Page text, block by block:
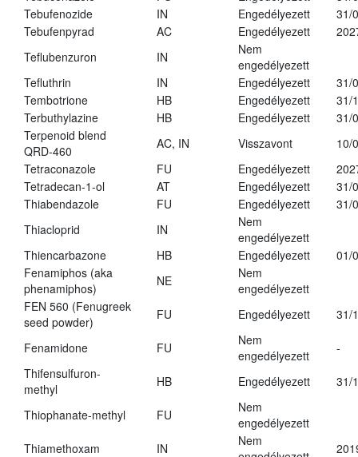
Tebufenozide
IN Engedélyezett
31/
Tebufenpyrad
AC Engedélyezett
Teflubenzuron
IN
Nem
engedélyezett
Tefluthrin
IN Engedélyezett
31/
Tembotrione
HB Engedélyezett
31/
Terbuthylazine
HB Engedélyezett
31/
Terpenoid blend
QRD-460
AC, IN Visszavont
10/
Tetraconazole
FU Engedélyezett
Tetradecan-1-ol
AT Engedélyezett
31/
Thiabendazole
FU Engedélyezett
31/
Thiacloprid
IN
Nem
engedélyezett
Thiencarbazone
HB Engedélyezett
01/
Fenamiphos (aka
phenamiphos)
NE
Nem
engedélyezett
FEN 560 (Fenugreek
seed powder)
FU Engedélyezett 31/
Fenamidone FU
Nem
engedélyezett
-
Thifensulfuron-
methyl
HB Engedélyezett 31/
Thiophanate-methyl FU
Nem
engedélyezett
Thiamethoxam
IN
Nem